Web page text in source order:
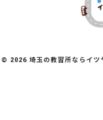
© 2026 埼玉の教習所ならイツ